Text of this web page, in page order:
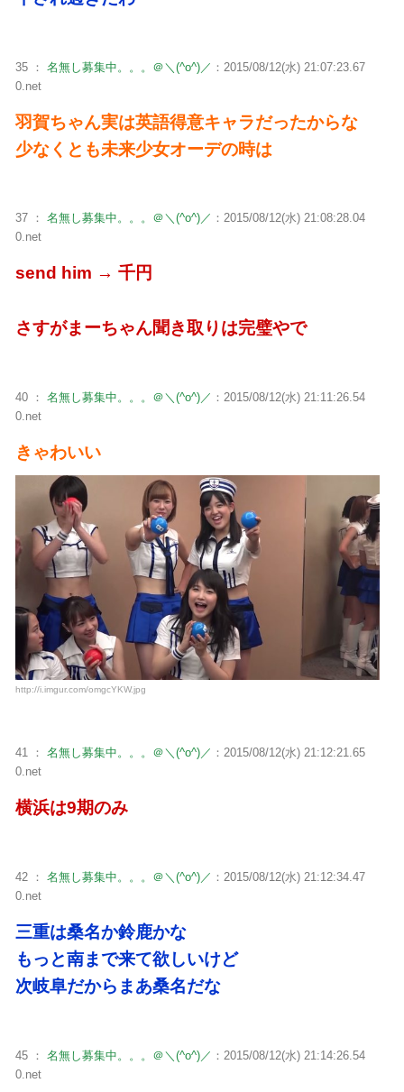
35 ： 名無し募集中。。。＠＼(^o^)／ ：2015/08/12(水) 21:07:23.67
0.net
羽賀ちゃん実は英語得意キャラだったからな
少なくとも未来少女オーデの時は
37 ： 名無し募集中。。。＠＼(^o^)／ ：2015/08/12(水) 21:08:28.04
0.net
send him → 千円
さすがまーちゃん聞き取りは完璧やで
40 ： 名無し募集中。。。＠＼(^o^)／ ：2015/08/12(水) 21:11:26.54
0.net
きゃわいい
http://i.imgur.com/omgcYKW.jpg
41 ： 名無し募集中。。。＠＼(^o^)／ ：2015/08/12(水) 21:12:21.65
0.net
横浜は9期のみ
42 ： 名無し募集中。。。＠＼(^o^)／ ：2015/08/12(水) 21:12:34.47
0.net
三重は桑名か鈴鹿かな
もっと南まで来て欲しいけど
次岐阜だからまあ桑名だな
45 ： 名無し募集中。。。＠＼(^o^)／ ：2015/08/12(水) 21:14:26.54
0.net